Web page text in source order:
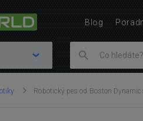
Robotický pes od Boston
Blog